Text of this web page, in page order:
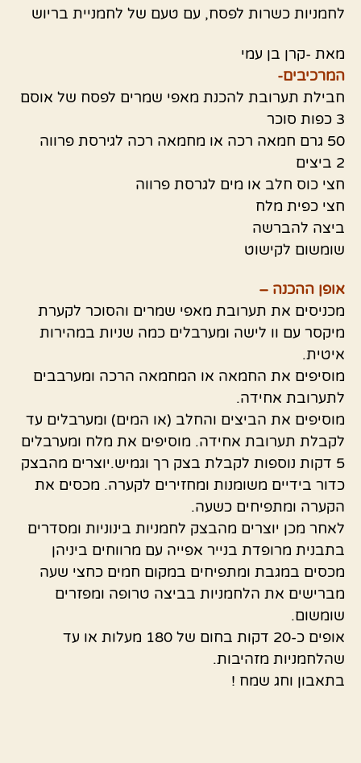
לחמניות כשרות לפסח, עם טעם של לחמניית בריוש
מאת -קרן בן עמי
המרכיבים-
חבילת תערובת להכנת מאפי שמרים לפסח של אוסם
3 כפות סוכר
50 גרם חמאה רכה או מחמאה רכה לגירסת פרווה
2 ביצים
חצי כוס חלב או מים לגרסת פרווה
חצי כפית מלח
ביצה להברשה
שומשום לקישוט
אופן ההכנה –
מכניסים את תערובת מאפי שמרים והסוכר לקערת
מיקסר עם וו לישה ומערבלים כמה שניות במהירות
איטית.
מוסיפים את החמאה או המחמאה הרכה ומערבבים
לתערובת אחידה.
מוסיפים את הביצים והחלב (או המים) ומערבלים עד
לקבלת תערובת אחידה. מוסיפים את מלח ומערבלים
5 דקות נוספות לקבלת בצק רך וגמיש.יוצרים מהבצק
כדור בידיים משומנות ומחזירים לקערה. מכסים את
הקערה ומתפיחים כשעה.
לאחר מכן יוצרים מהבצק לחמניות בינוניות ומסדרים
בתבנית מרופדת בנייר אפייה עם מרווחים ביניהן
מכסים במגבת ומתפיחים במקום חמים כחצי שעה
מברישים את הלחמניות בביצה טרופה ומפזרים
שומשום.
אופים כ-20 דקות בחום של 180 מעלות או עד
שהלחמניות מזהיבות.
בתאבון וחג שמח !